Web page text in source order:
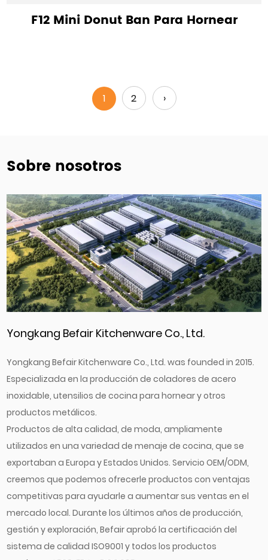
F12 Mini Donut Ban Para Hornear
1 2 ›
Sobre nosotros
Yongkang Befair Kitchenware Co., Ltd.
Yongkang Befair Kitchenware Co., Ltd. was founded in 2015.
Especializada en la producción de coladores de acero
inoxidable, utensilios de cocina para hornear y otros
productos metálicos.
Productos de alta calidad, de moda, ampliamente
utilizados en una variedad de menaje de cocina, que se
exportaban a Europa y Estados Unidos. Servicio OEM/ODM,
creemos que podemos ofrecerle productos con ventajas
competitivas para ayudarle a aumentar sus ventas en el
mercado local. Durante los últimos años de producción,
gestión y exploración, Befair aprobó la certificación del
sistema de calidad ISO9001 y todos los productos